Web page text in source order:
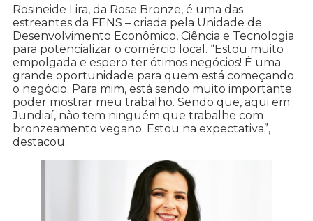
Rosineide Lira, da Rose Bronze, é uma das
estreantes da FENS – criada pela Unidade de
Desenvolvimento Econômico, Ciência e Tecnologia
para potencializar o comércio local. “Estou muito
empolgada e espero ter ótimos negócios! É uma
grande oportunidade para quem está começando
o negócio. Para mim, está sendo muito importante
poder mostrar meu trabalho. Sendo que, aqui em
Jundiaí, não tem ninguém que trabalhe com
bronzeamento vegano. Estou na expectativa”,
destacou.